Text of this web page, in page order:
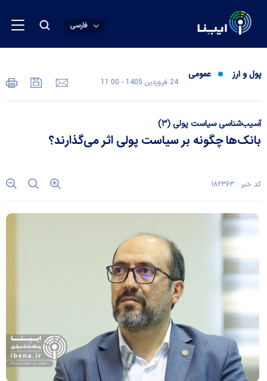
فارسی
پول و ارز عمومی
24 فروردين 1405 - 11:00
آسیب‌شناسی سیاست پولی (۳)
بانک‌ها چگونه بر سیاست پولی اثر می‌گذارند؟
کد خبر : ۱۸۲۳۶۳